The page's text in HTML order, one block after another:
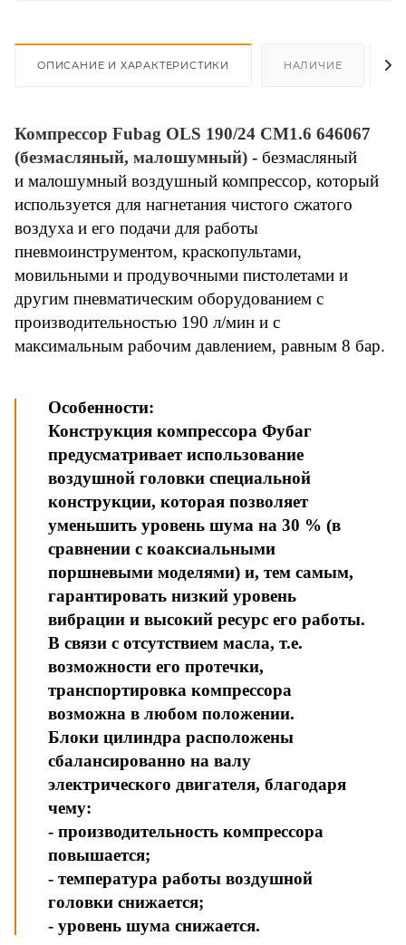
ОПИСАНИЕ И ХАРАКТЕРИСТИКИ НАЛИЧИЕ
Компрессор Fubag OLS 190/24 CM1.6 646067
(безмасляный, малошумный) - безмасляный
и малошумный воздушный компрессор, который
используется для нагнетания чистого сжатого
воздуха и его подачи для работы
пневмоинструментом, краскопультами,
мовильными и продувочными пистолетами и
другим пневматическим оборудованием с
производительностью 190 л/мин и с
максимальным рабочим давлением, равным 8 бар.
Особенности:
Конструкция компрессора Фубаг
предусматривает использование
воздушной головки специальной
конструкции, которая позволяет
уменьшить уровень шума на 30 % (в
сравнении с коаксиальными
поршневыми моделями) и, тем самым,
гарантировать низкий уровень
вибрации и высокий ресурс его работы.
В связи с отсутствием масла, т.е.
возможности его протечки,
транспортировка компрессора
возможна в любом положении.
Блоки цилиндра расположены
сбалансированно на валу
электрического двигателя, благодаря
чему:
- производительность компрессора
повышается;
- температура работы воздушной
головки снижается;
- уровень шума снижается.